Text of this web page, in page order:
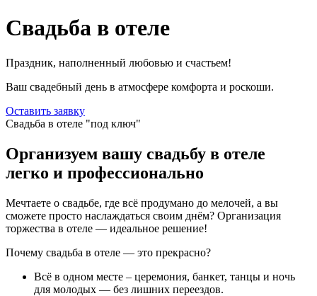
Свадьба в отеле
Праздник, наполненный любовью и счастьем!
Ваш свадебный день в атмосфере комфорта и роскоши.
Оставить заявку
Свадьба в отеле "под ключ"
Организуем вашу свадьбу в отеле
легко и профессионально
Мечтаете о свадьбе, где всё продумано до мелочей, а вы
сможете просто наслаждаться своим днём? Организация
торжества в отеле — идеальное решение!
Почему свадьба в отеле — это прекрасно?
Всё в одном месте – церемония, банкет, танцы и ночь
для молодых — без лишних переездов.